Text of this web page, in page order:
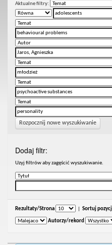
Aktualne filtry:
Rozpocznij nowe wyszukiwanie
Dodaj filtr:
Uzyj filtrów aby zagęścić wyszukiwanie.
Rezultaty/Strona Sortuj
Autorzy/rekord